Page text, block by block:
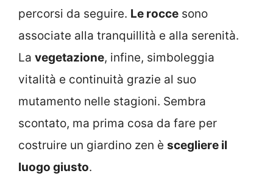
percorsi da seguire. Le rocce sono
associate alla tranquillità e alla serenità.
La vegetazione, infine, simboleggia
vitalità e continuità grazie al suo
mutamento nelle stagioni. Sembra
scontato, ma prima cosa da fare per
costruire un giardino zen è scegliere il
luogo giusto.